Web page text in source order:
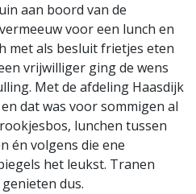
aan boord van de
voor een lunch en
met als besluit frietjes eten
vrijwilliger ging de wens
Met de afdeling Haasdijk
dat was voor sommigen al
lunchen tussen
én volgens die ene
het leukst. Tranen
dus.